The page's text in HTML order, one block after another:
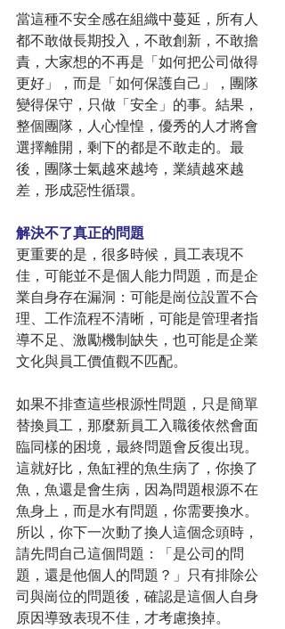
當這種不安全感在組織中蔓延，所有人
都不敢做長期投入，不敢創新，不敢擔
責，大家想的不再是「如何把公司做得
更好」，而是「如何保護自己」，團隊
變得保守，只做「安全」的事。結果，
整個團隊，人心惶惶，優秀的人才將會
選擇離開，剩下的都是不敢走的。最
後，團隊士氣越來越垮，業績越來越
差，形成惡性循環。
解決不了真正的問題
更重要的是，很多時候，員工表現不
佳，可能並不是個人能力問題，而是企
業自身存在漏洞：可能是崗位設置不合
理、工作流程不清晰，可能是管理者指
導不足、激勵機制缺失，也可能是企業
文化與員工價值觀不匹配。
如果不排查這些根源性問題，只是簡單
替換員工，那麼新員工入職後依然會面
臨同樣的困境，最終問題會反復出現。
這就好比，魚缸裡的魚生病了，你換了
魚，魚還是會生病，因為問題根源不在
魚身上，而是水有問題，你需要換水。
所以，你下一次動了換人這個念頭時，
請先問自己這個問題：「是公司的問
題，還是他個人的問題？」只有排除公
司與崗位的問題後，確認是這個人自身
原因導致表現不佳，才考慮換掉。